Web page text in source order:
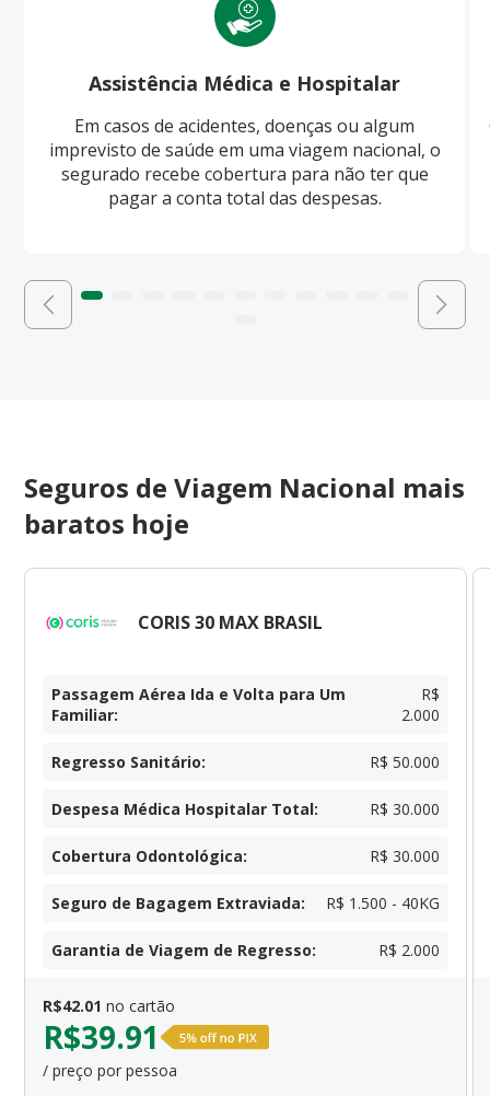
Assistência Médica e Hospitalar
Em casos de acidentes, doenças ou algum
imprevisto de saúde em uma viagem nacional, o
segurado recebe cobertura para não ter que
pagar a conta total das despesas.
Seguros de Viagem Nacional mais
baratos hoje
CORIS 30 MAX BRASIL
Passagem Aérea Ida e Volta para Um
Familiar:
R$
2.000
Regresso Sanitário: R$ 50.000
Despesa Médica Hospitalar Total: R$ 30.000
Cobertura Odontológica: R$ 30.000
Seguro de Bagagem Extraviada: R$ 1.500 - 40KG
Garantia de Viagem de Regresso: R$ 2.000
R$42.01 no cartão
R$39.91
/ preço por pessoa